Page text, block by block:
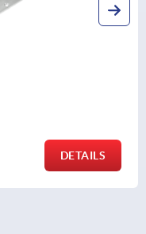
aus Aluminium,
CHF